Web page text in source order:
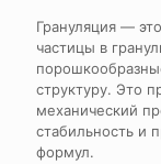
Грануляция —
частицы в
структуру. Это
механический
стабильность и
формул.